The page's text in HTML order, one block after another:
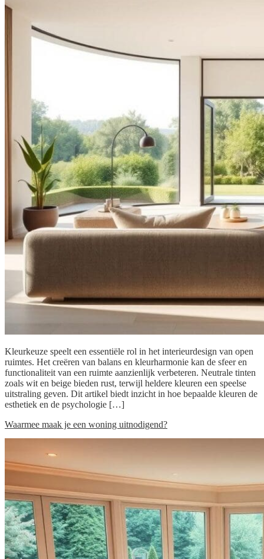
Kleurkeuze speelt een essentiële rol in het interieurdesign van open
ruimtes. Het creëren van balans en kleurharmonie kan de sfeer en
functionaliteit van een ruimte aanzienlijk verbeteren. Neutrale tinten
zoals wit en beige bieden rust, terwijl heldere kleuren een speelse
uitstraling geven. Dit artikel biedt inzicht in hoe bepaalde kleuren de
esthetiek en de psychologie […]
Waarmee maak je een woning uitnodigend?